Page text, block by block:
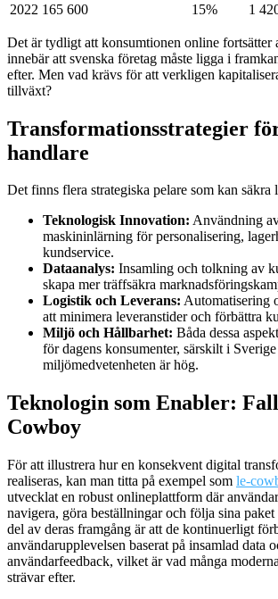
2022 165 600 15% 1
Det är tydligt att konsumtionen online fortsätter
innebär att svenska företag måste ligga i
efter. Men vad krävs för att verkligen
tillväxt?
Transformationsstrategier
handlare
Det finns flera strategiska pelare som kan säkra
Teknologisk Innovation: Användning
maskininlärning för personalisering,
kundservice.
Dataanalys: Insamling och tolkning av
skapa mer träffsäkra
Logistik och Leverans: Automatisering
att minimera leveranstider och förbättra
Miljö och Hållbarhet: Båda dessa
för dagens konsumenter, särskilt i
miljömedvetenheten är hög.
Teknologin som Enabler:
Cowboy
För att illustrera hur en konsekvent digital
realiseras, kan man titta på exempel som le-
utvecklat en robust onlineplattform där
navigera, göra beställningar och följa sina
del av deras framgång är att de kontinuerligt
användarupplevelsen baserat på insamlad data
användarfeedback, vilket är vad många
strävar efter.